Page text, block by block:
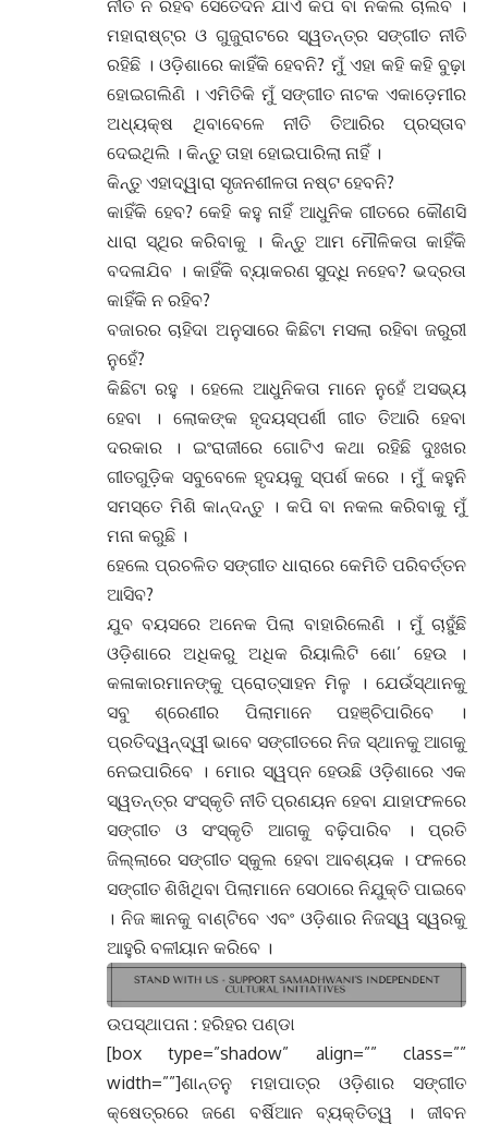
ନୀତି ନ ରହିବ ସେତେଦିନ ଯାଏଁ କପି ବା ନକଲ ଚାଲିବ ।
ମହାରାଷ୍ଟ୍ର ଓ ଗୁଜୁରାଟରେ ସ୍ୱତନ୍ତ୍ର ସଙ୍ଗୀତ ନୀତି
ରହିଛି । ଓଡ଼ିଶାରେ କାହିଁକି ହେବନି? ମୁଁ ଏହା କହି କହି ବୁଢ଼ା
ହୋଇଗଲିଣି । ଏମିତିକି ମୁଁ ସଙ୍ଗୀତ ନାଟକ ଏକାଡ଼େମୀର
ଅଧ୍ୟକ୍ଷ ଥିବାବେଳେ ନୀତି ତିଆରିର ପ୍ରସ୍ତାବ
ଦେଇଥିଲି । କିନ୍ତୁ ତାହା ହୋଇପାରିଲା ନାହିଁ ।
କିନ୍ତୁ ଏହାଦ୍ୱାରା ସୃଜନଶୀଳତା ନଷ୍ଟ ହେବନି?
କାହିଁକି ହେବ? କେହି କହୁ ନାହିଁ ଆଧୁନିକ ଗୀତରେ କୌଣସି
ଧାରା ସ୍ଥିର କରିବାକୁ । କିନ୍ତୁ ଆମ ମୌଳିକତା କାହିଁକି
ବଦଳାଯିବ । କାହିଁକି ବ୍ୟାକରଣ ସୁଦ୍ଧି ନହେବ? ଭଦ୍ରତା
କାହିଁକି ନ ରହିବ?
ବଜାରର ଚାହିଦା ଅନୁସାରେ କିଛିଟା ମସଲା ରହିବା ଜରୁରୀ
ନୁହେଁ?
କିଛିଟା ରହୁ । ହେଲେ ଆଧୁନିକତା ମାନେ ନୁହେଁ ଅସଭ୍ୟ
ହେବା । ଲୋକଙ୍କ ହୃଦୟସ୍ପର୍ଶୀ ଗୀତ ତିଆରି ହେବା
ଦରକାର । ଇଂରାଜୀରେ ଗୋଟିଏ କଥା ରହିଛି ଦୁଃଖର
ଗୀତଗୁଡ଼ିକ ସବୁବେଳେ ହୃଦୟକୁ ସ୍ପର୍ଶ କରେ । ମୁଁ କହୁନି
ସମସ୍ତେ ମିଶି କାନ୍ଦନ୍ତୁ । କପି ବା ନକଲ କରିବାକୁ ମୁଁ
ମନା କରୁଛି ।
ହେଲେ ପ୍ରଚଳିତ ସଙ୍ଗୀତ ଧାରାରେ କେମିତି ପରିବର୍ତ୍ତନ
ଆସିବ?
ଯୁବ ବୟସରେ ଅନେକ ପିଲା ବାହାରିଲେଣି । ମୁଁ ଚାହୁଁଛି
ଓଡ଼ିଶାରେ ଅଧିକରୁ ଅଧିକ ରିୟାଲିଟି ଶୋ’ ହେଉ ।
କଳାକାରମାନଙ୍କୁ ପ୍ରୋତ୍ସାହନ ମିଳୁ । ଯେଉଁସ୍ଥାନକୁ
ସବୁ ଶ୍ରେଣୀର ପିଲାମାନେ ପହଞ୍ଚିପାରିବେ ।
ପ୍ରତିଦ୍ୱନ୍ଦ୍ୱୀ ଭାବେ ସଙ୍ଗୀତରେ ନିଜ ସ୍ଥାନକୁ ଆଗକୁ
ନେଇପାରିବେ । ମୋର ସ୍ୱପ୍ନ ହେଉଛି ଓଡ଼ିଶାରେ ଏକ
ସ୍ୱତନ୍ତ୍ର ସଂସ୍କୃତି ନୀତି ପ୍ରଣୟନ ହେବା ଯାହାଫଳରେ
ସଙ୍ଗୀତ ଓ ସଂସ୍କୃତି ଆଗକୁ ବଢ଼ିପାରିବ । ପ୍ରତି
ଜିଲ୍ଲାରେ ସଙ୍ଗୀତ ସ୍କୁଲ ହେବା ଆବଶ୍ୟକ । ଫଳରେ
ସଙ୍ଗୀତ ଶିଖିଥିବା ପିଲାମାନେ ସେଠାରେ ନିଯୁକ୍ତି ପାଇବେ
। ନିଜ ଜ୍ଞାନକୁ ବାଣ୍ଟିବେ ଏବଂ ଓଡ଼ିଶାର ନିଜସ୍ୱ ସ୍ୱରକୁ
ଆହୁରି ବଳୀୟାନ କରିବେ ।
ଉପସ୍ଥାପନା : ହରିହର ପଣ୍ଡା
[box type=”shadow” align=”” class=””
width=””]ଶାନ୍ତନୁ ମହାପାତ୍ର ଓଡ଼ିଶାର ସଙ୍ଗୀତ
କ୍ଷେତ୍ରରେ ଜଣେ ବର୍ଷିଆନ ବ୍ୟକ୍ତିତ୍ୱ । ଜୀବନ